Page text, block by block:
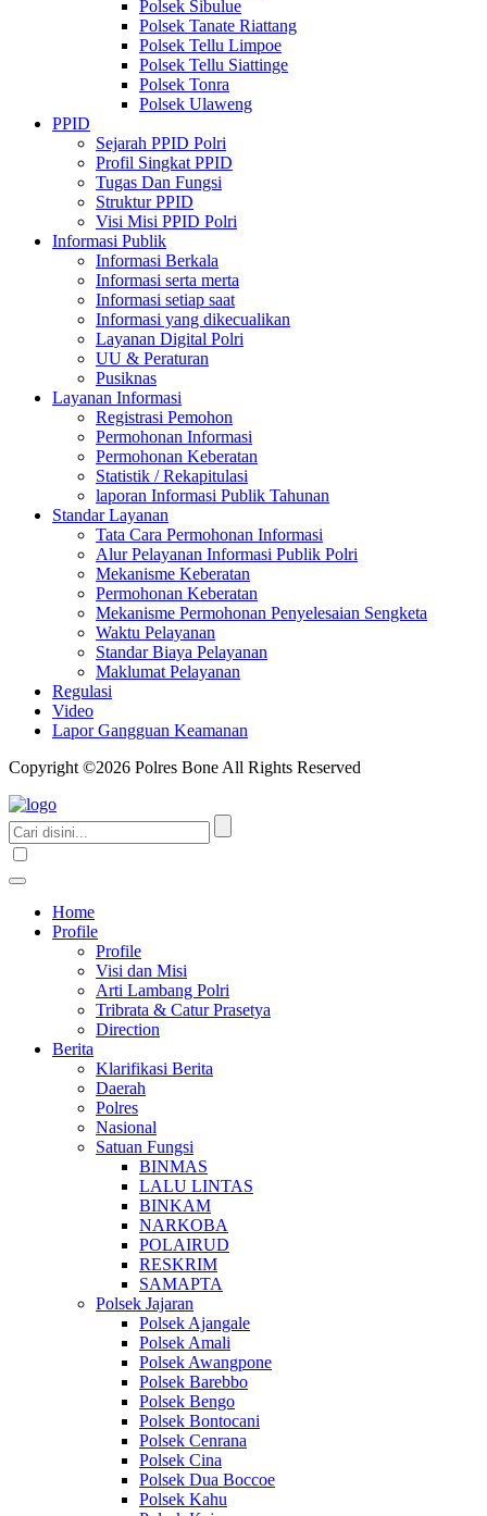
Polsek Sibulue
Polsek Tanate Riattang
Polsek Tellu Limpoe
Polsek Tellu Siattinge
Polsek Tonra
Polsek Ulaweng
PPID
Sejarah PPID Polri
Profil Singkat PPID
Tugas Dan Fungsi
Struktur PPID
Visi Misi PPID Polri
Informasi Publik
Informasi Berkala
Informasi serta merta
Informasi setiap saat
Informasi yang dikecualikan
Layanan Digital Polri
UU & Peraturan
Pusiknas
Layanan Informasi
Registrasi Pemohon
Permohonan Informasi
Permohonan Keberatan
Statistik / Rekapitulasi
laporan Informasi Publik Tahunan
Standar Layanan
Tata Cara Permohonan Informasi
Alur Pelayanan Informasi Publik Polri
Mekanisme Keberatan
Permohonan Keberatan
Mekanisme Permohonan Penyelesaian Sengketa
Waktu Pelayanan
Standar Biaya Pelayanan
Maklumat Pelayanan
Regulasi
Video
Lapor Gangguan Keamanan
Copyright ©2026 Polres Bone All Rights Reserved
Home
Profile
Profile
Visi dan Misi
Arti Lambang Polri
Tribrata & Catur Prasetya
Direction
Berita
Klarifikasi Berita
Daerah
Polres
Nasional
Satuan Fungsi
BINMAS
LALU LINTAS
BINKAM
NARKOBA
POLAIRUD
RESKRIM
SAMAPTA
Polsek Jajaran
Polsek Ajangale
Polsek Amali
Polsek Awangpone
Polsek Barebbo
Polsek Bengo
Polsek Bontocani
Polsek Cenrana
Polsek Cina
Polsek Dua Boccoe
Polsek Kahu